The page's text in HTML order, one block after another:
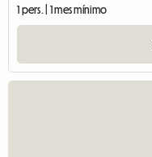
1 pers. | 1 mes mínimo